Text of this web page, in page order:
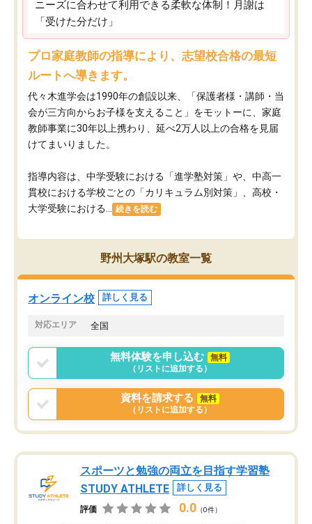
ニーズに合わせて利用できる柔軟な体制！月謝は
「受けた分だけ」
プロ家庭教師の指導により、志望校合格の最短
ルートへ導きます。
代々木進学会は1990年の創設以来、「保護者様・講師・当
会が三方向からお子様を支えること」をモットーに、家庭
教師事業に30年以上携わり、延べ2万人以上の合格を見届
けてまいりました。
指導内容は、中学受験における「進学塾対策」や、中高一
貫校における学校ごとの「カリキュラム別対策」、高校・
大学受験における...
続きを読む
野州大塚駅の教室一覧
オンライン校 詳しく見る
対応エリア 全国
無料体験を申し込む
無料
（リストに追加する）
資料を請求する
無料
（リストに追加する）
スポーツと勉強の両立を目指す学習塾
STUDY ATHLETE
詳しく見る
評価 0.0 （0件）